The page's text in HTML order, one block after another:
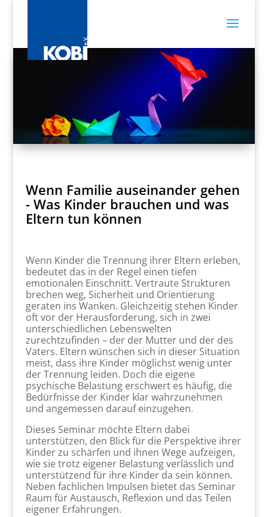
Wenn Familie auseinander gehen
- Was Kinder brauchen und was
Eltern tun können
Wenn Kinder die Trennung ihrer Eltern erleben,
bedeutet das in der Regel einen tiefen
emotionalen Einschnitt. Vertraute Strukturen
brechen weg, Sicherheit und Orientierung
geraten ins Wanken. Gleichzeitig stehen Kinder
oft vor der Herausforderung, sich in zwei
unterschiedlichen Lebenswelten
zurechtzufinden – der der Mutter und der des
Vaters. Eltern wünschen sich in dieser Situation
meist, dass ihre Kinder möglichst wenig unter
der Trennung leiden. Doch die eigene
psychische Belastung erschwert es häufig, die
Bedürfnisse der Kinder klar wahrzunehmen
und angemessen darauf einzugehen.
Dieses Seminar möchte Eltern dabei
unterstützen, den Blick für die Perspektive ihrer
Kinder zu schärfen und ihnen Wege aufzeigen,
wie sie trotz eigener Belastung verlässlich und
unterstützend für ihre Kinder da sein können.
Neben fachlichen Impulsen bietet das Seminar
Raum für Austausch, Reflexion und das Teilen
eigener Erfahrungen.